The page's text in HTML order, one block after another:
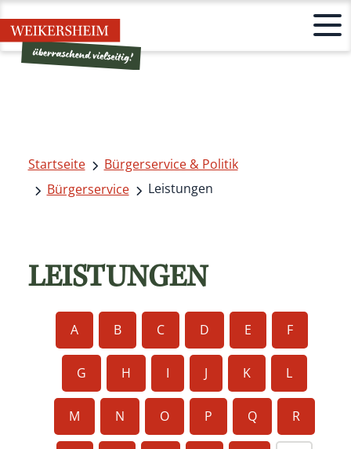
Startseite
Bürgerservice & Politik
Bürgerservice
Leistungen
LEISTUNGEN
A B C D E F
G H I J K L
M N O P Q R